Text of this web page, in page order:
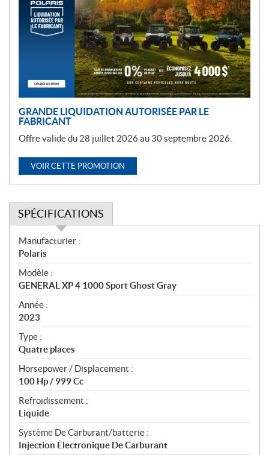
GRANDE LIQUIDATION AUTORISÉE PAR LE
FABRICANT
Offre valide du 28 juillet 2026 au 30 septembre 2026.
VOIR CETTE PROMOTION
SPÉCIFICATIONS
S
p
é
c
i
f
i
c
a
t
i
o
n
s
Manufacturier :
Polaris
Modèle :
GENERAL XP 4 1000 Sport Ghost Gray
Année :
2023
Type :
Quatre places
Horsepower / Displacement :
100 Hp / 999 Cc
Refroidissement :
Liquide
Système De Carburant/batterie :
Injection Électronique De Carburant